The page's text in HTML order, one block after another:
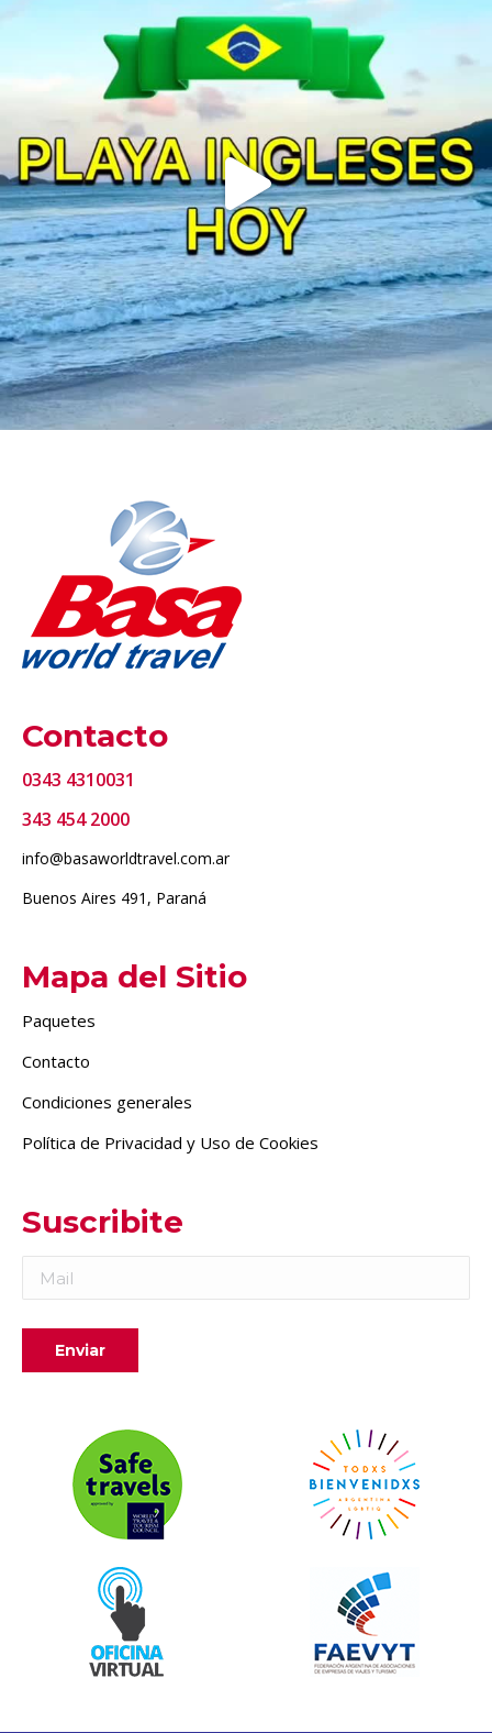
Contacto
0343 4310031
343 454 2000
info@basaworldtravel.com.ar
Buenos Aires 491, Paraná
Mapa del Sitio
Paquetes
Contacto
Condiciones generales
Política de Privacidad y Uso de Cookies
Suscribite